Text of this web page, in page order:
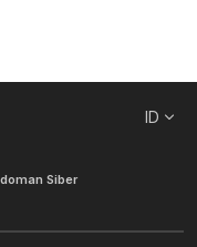
ID
Siber